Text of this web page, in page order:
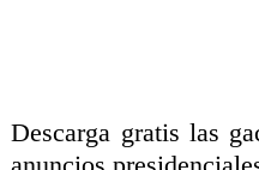
Descarga gratis las